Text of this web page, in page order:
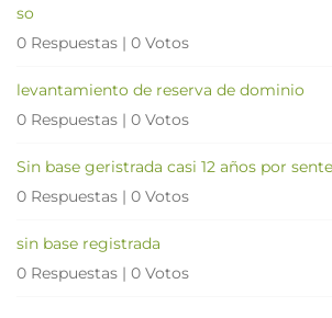
so
0 Respuestas | 0 Votos
levantamiento de reserva de dominio
0 Respuestas | 0 Votos
Sin base geristrada casi 12 años por
0 Respuestas | 0 Votos
sin base registrada
0 Respuestas | 0 Votos